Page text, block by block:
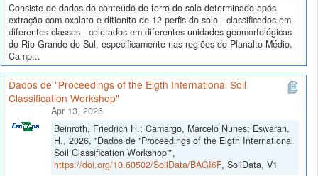
Consiste de dados do conteúdo de ferro do solo determinado após
extração com oxalato e ditionito de 12 perfis do solo - classificados em
diferentes classes - coletados em diferentes unidades geomorfológicas
do Rio Grande do Sul, especificamente nas regiões do Planalto Médio,
Camp...
Dados de "Proceedings of the Eigth International Soil
Classification Workshop"
Apr 13, 2026
Beinroth, Friedrich H.; Camargo, Marcelo Nunes; Eswaran,
H., 2026, "Dados de "Proceedings of the Eigth International
Soil Classification Workshop"",
https://doi.org/10.60502/SoilData/BAGI6F, SoilData, V1